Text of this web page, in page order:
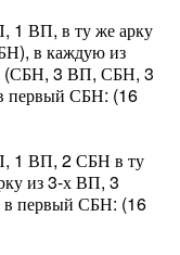
1 ВП, в ту же арку
в каждую из
(СБН, 3 ВП, СБН, 3
первый СБН: (16
1 ВП, 2 СБН в ту
из 3-х ВП, 3
первый СБН: (16